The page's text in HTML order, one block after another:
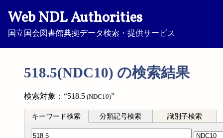
Web NDL Authorities
国立国会図書館典拠データ検索・提供サービス
518.5(NDC10) の検索結果
検索対象：“518.5 (NDC10)”
キーワード検索 分類記号検索 識別子検索
分類記号検索